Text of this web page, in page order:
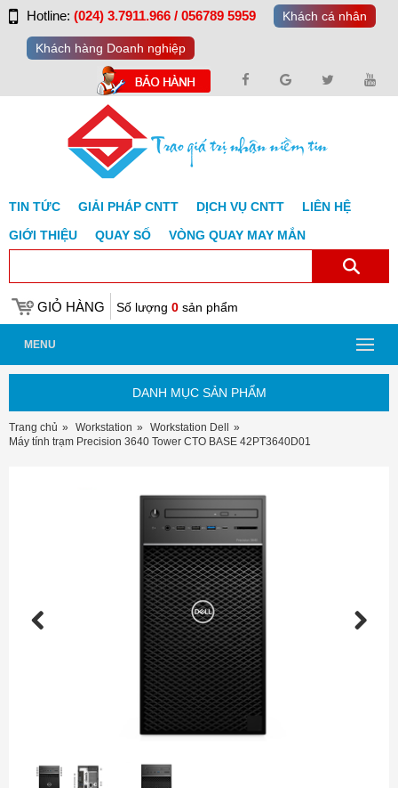
Hotline: (024) 3.7911.966 / 056789 5959 Khách cá nhân
Khách hàng Doanh nghiệp
TIN TỨC GIẢI PHÁP CNTT DỊCH VỤ CNTT
LIÊN HỆ
GIỚI THIỆU
QUAY SỐ VÒNG QUAY MAY MẮN
GIỎ HÀNG Số lượng 0 sản phẩm
MENU
DANH MỤC SẢN PHẨM
Trang chủ Workstation
Workstation Dell
Máy tính trạm Precision 3640 Tower CTO BASE 42PT3640D01